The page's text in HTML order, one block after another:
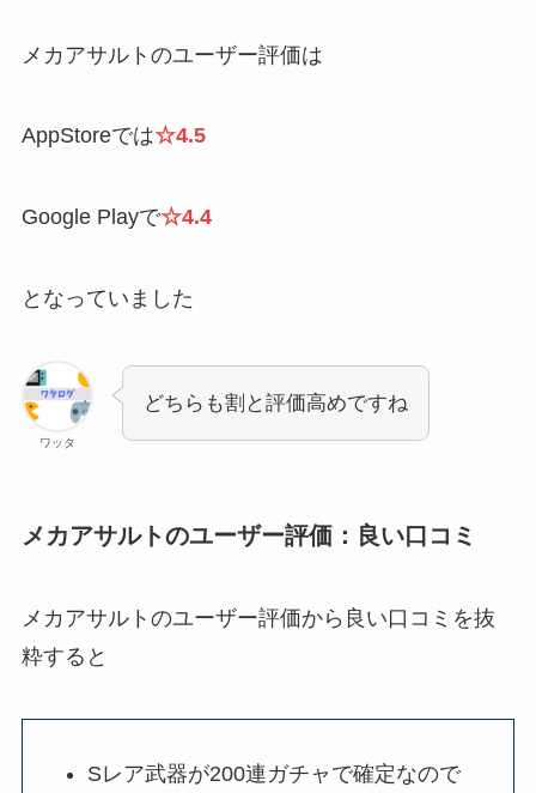
メカアサルトのユーザー評価は
AppStoreでは☆4.5
Google Playで☆4.4
となっていました
ワッタ
どちらも割と評価高めですね
メカアサルトのユーザー評価：良い口コミ
メカアサルトのユーザー評価から良い口コミを抜
粋すると
Sレア武器が200連ガチャで確定なので